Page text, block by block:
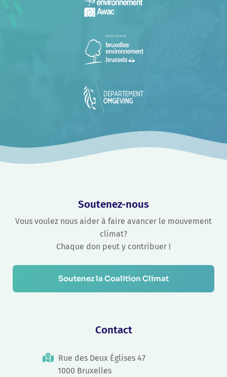
Soutenez-nous
Vous voulez nous aider à faire avancer le mouvement
climat?
Chaque don peut y contribuer !
Soutenez la Coalition Climat
Contact
Rue des Deux Églises 47
1000 Bruxelles